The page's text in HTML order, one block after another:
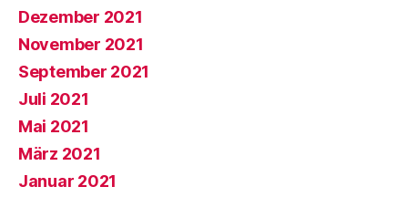
Dezember 2021
November 2021
September 2021
Juli 2021
Mai 2021
März 2021
Januar 2021